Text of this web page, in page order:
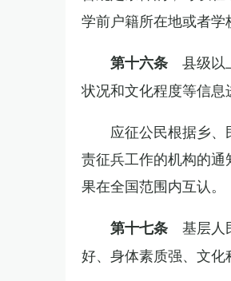
学前户籍所在地或者学
第十六条 县级以
状况和文化程度等信息
应征公民根据乡
责征兵工作的机构的
果在全国范围内互认。
第十七条 基层人
好、身体素质强、文化